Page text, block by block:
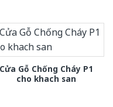
Cửa Gỗ Chống Cháy P1
cho khach san